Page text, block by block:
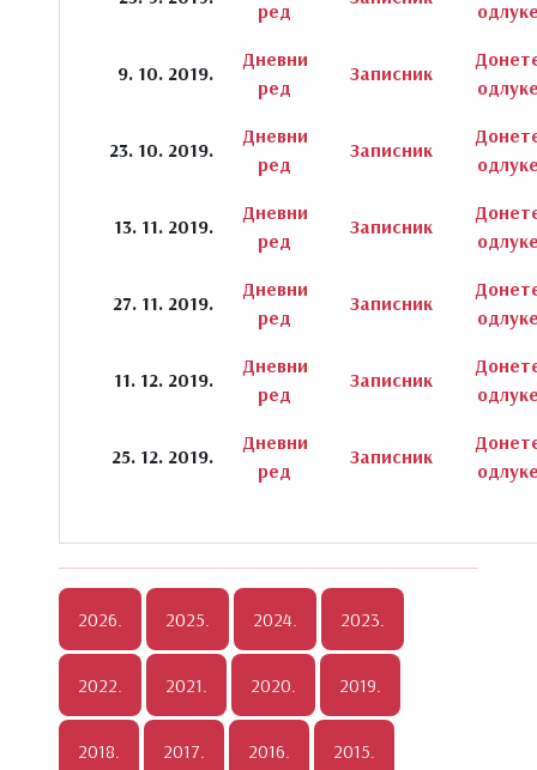
ред
9. 10. 2019.
Дневни
ред
Записник
23. 10. 2019.
Дневни
ред
Записник
13. 11. 2019.
Дневни
ред
Записник
27. 11. 2019.
Дневни
ред
Записник
11. 12. 2019.
Дневни
ред
Записник
25. 12. 2019.
Дневни
ред
Записник